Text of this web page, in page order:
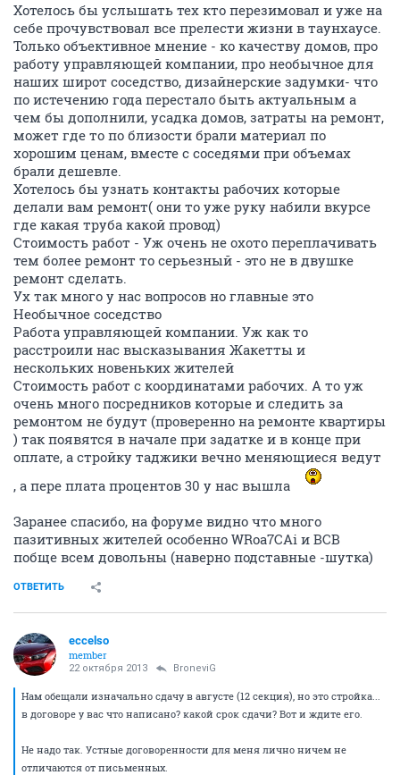
Хотелось бы услышать тех кто перезимовал и уже на
себе прочувствовал все прелести жизни в таунхаусе.
Только объективное мнение - ко качеству домов, про
работу управляющей компании, про необычное для
наших широт соседство, дизайнерские задумки- что
по истечению года перестало быть актуальным а
чем бы дополнили, усадка домов, затраты на ремонт,
может где то по близости брали материал по
хорошим ценам, вместе с соседями при объемах
брали дешевле.
Хотелось бы узнать контакты рабочих которые
делали вам ремонт( они то уже руку набили вкурсе
где какая труба какой провод)
Стоимость работ - Уж очень не охото переплачивать
тем более ремонт то серьезный - это не в двушке
ремонт сделать.
Ух так много у нас вопросов но главные это
Необычное соседство
Работа управляющей компании. Уж как то
расстроили нас высказывания Жакетты и
нескольких новеньких жителей
Стоимость работ с координатами рабочих. А то уж
очень много посредников которые и следить за
ремонтом не будут (проверенно на ремонте квартиры
) так появятся в начале при задатке и в конце при
оплате, а стройку таджики вечно меняющиеся ведут
, а пере плата процентов 30 у нас вышла
Заранее спасибо, на форуме видно что много
пазитивных жителей особенно WRoa7CAi и ВСВ
побще всем довольны (наверно подставные -шутка)
ОТВЕТИТЬ
eccelso
member
22 октября 2013 BroneviG
Нам обещали изначально сдачу в августе (12 секция), но это стройка...
в договоре у вас что написано? какой срок сдачи? Вот и ждите его.
Не надо так. Устные договоренности для меня лично ничем не
отличаются от письменных.